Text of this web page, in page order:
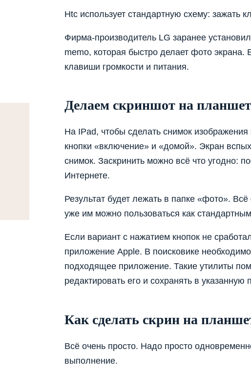
Htc использует стандартную схему: зажать
Фирма-производитель LG заранее
memo, которая быстро делает фото экрана.
клавиши громкости и питания.
Делаем скриншот на
На IPad, чтобы сделать снимок
кнопки «включение» и «домой». Экран
снимок. Заскринить можно всё что угодно:
Интернете.
Результат будет лежать в папке «фото».
уже им можно пользоваться как
Если вариант с нажатием кнопок не
приложение Apple. В поисковике
подходящее приложение. Такие утилиты
редактировать его и сохранять в указанную
Как сделать скрин на
Всё очень просто. Надо просто
выполнение.